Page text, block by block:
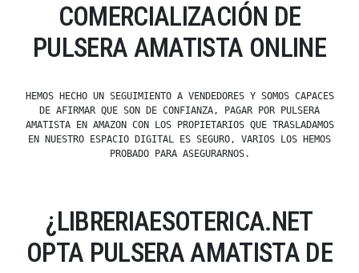
COMERCIALIZACIÓN DE
PULSERA AMATISTA ONLINE
HEMOS HECHO UN SEGUIMIENTO A VENDEDORES Y SOMOS CAPACES
DE AFIRMAR QUE SON DE CONFIANZA, PAGAR POR PULSERA
AMATISTA EN AMAZON CON LOS PROPIETARIOS QUE TRASLADAMOS
EN NUESTRO ESPACIO DIGITAL ES SEGURO, VARIOS LOS HEMOS
PROBADO PARA ASEGURARNOS.
¿LIBRERIAESOTERICA.NET
OPTA PULSERA AMATISTA DE